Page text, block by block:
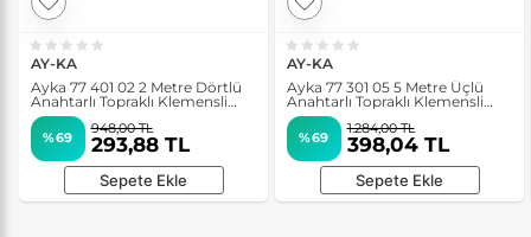
AY-KA
Ayka 77 401 02 2 Metre Dörtlü
Anahtarlı Topraklı Klemensli
Grup Priz
%69
948,00 TL
293,88 TL
Sepete Ekle
AY-KA
Ayka 77 301 05 5 Metre Üçlü
Anahtarlı Topraklı Klemensli
Grup Priz
%69
1.284,00 TL
398,04 TL
Sepete Ekle